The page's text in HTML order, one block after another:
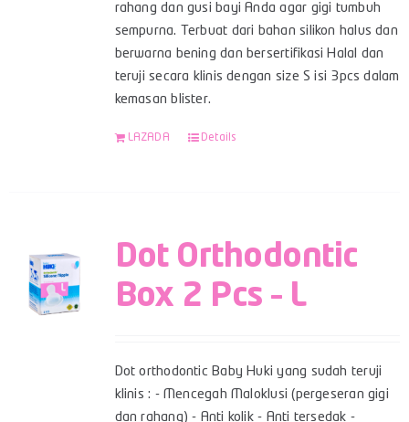
rahang dan gusi bayi Anda agar gigi tumbuh
sempurna. Terbuat dari bahan silikon halus dan
berwarna bening dan bersertifikasi Halal dan
teruji secara klinis dengan size S isi 3pcs dalam
kemasan blister.
LAZADA Details
Dot Orthodontic
Box 2 Pcs – L
Dot orthodontic Baby Huki yang sudah teruji
klinis : - Mencegah Maloklusi (pergeseran gigi
dan rahang) - Anti kolik - Anti tersedak -